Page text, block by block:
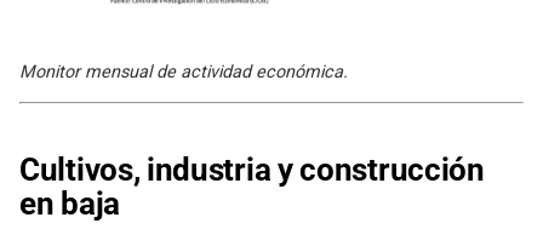
Monitor mensual de actividad económica.
Cultivos, industria y construcción
en baja